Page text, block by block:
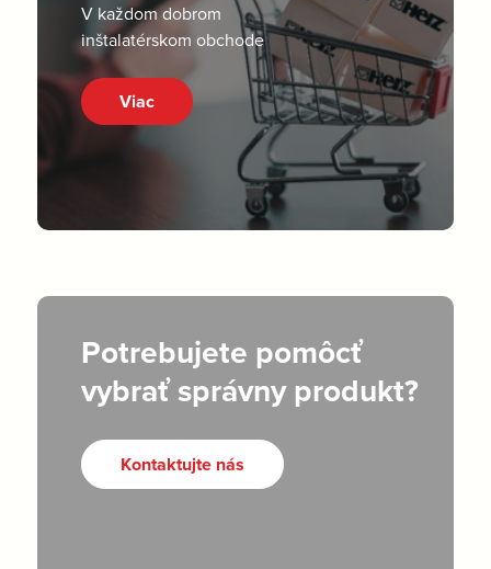
V každom dobrom
inštalatérskom obchode
Viac
Potrebujete pomôcť
vybrať správny produkt?
Kontaktujte nás